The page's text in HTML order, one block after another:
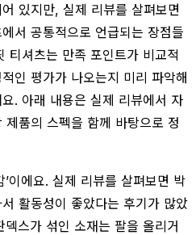
있지만, 실제 리뷰를 살펴보면
서 공통적으로 언급되는 장점들
티셔츠는 만족 포인트가 비교적
인 평가가 나오는지 미리 파악해
. 아래 내용은 실제 리뷰에서 자
품의 스펙을 함께 바탕으로 정
이에요. 실제 리뷰를 살펴보면 박
활동성이 좋았다는 후기가 많았
스가 섞인 소재는 팔을 올리거